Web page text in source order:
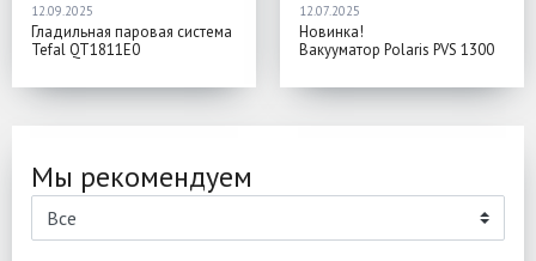
12.09.2025
Гладильная паровая система
Tefal QT1811E0
12.07.2025
Новинка!
Вакууматор Polaris PVS 1300
Мы рекомендуем